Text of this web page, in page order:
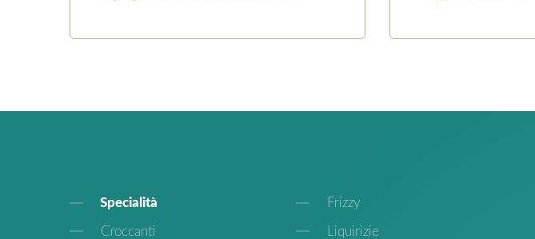
Specialità
Croccanti
Frizzy
Liquirizie